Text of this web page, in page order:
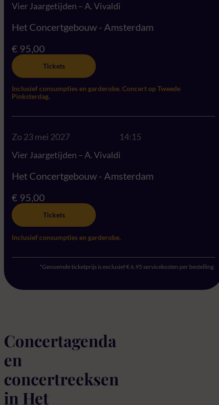
Vier Jaargetijden – A. Vivaldi
Het Concertgebouw - Amsterdam
€ 95,00
Tickets
Inclusief consumpties en garderobe. Concert op Tweede
Pinksterdag.
Zo 23 mei 2027
14:15
Vier Jaargetijden – A. Vivaldi
Het Concertgebouw - Amsterdam
€ 95,00
Tickets
Inclusief consumpties en garderobe.
*Genoemde ticketprijs is exclusief € 6,95 servicekosten per bestelling.
Concertagenda
en
concertreeksen
in Het